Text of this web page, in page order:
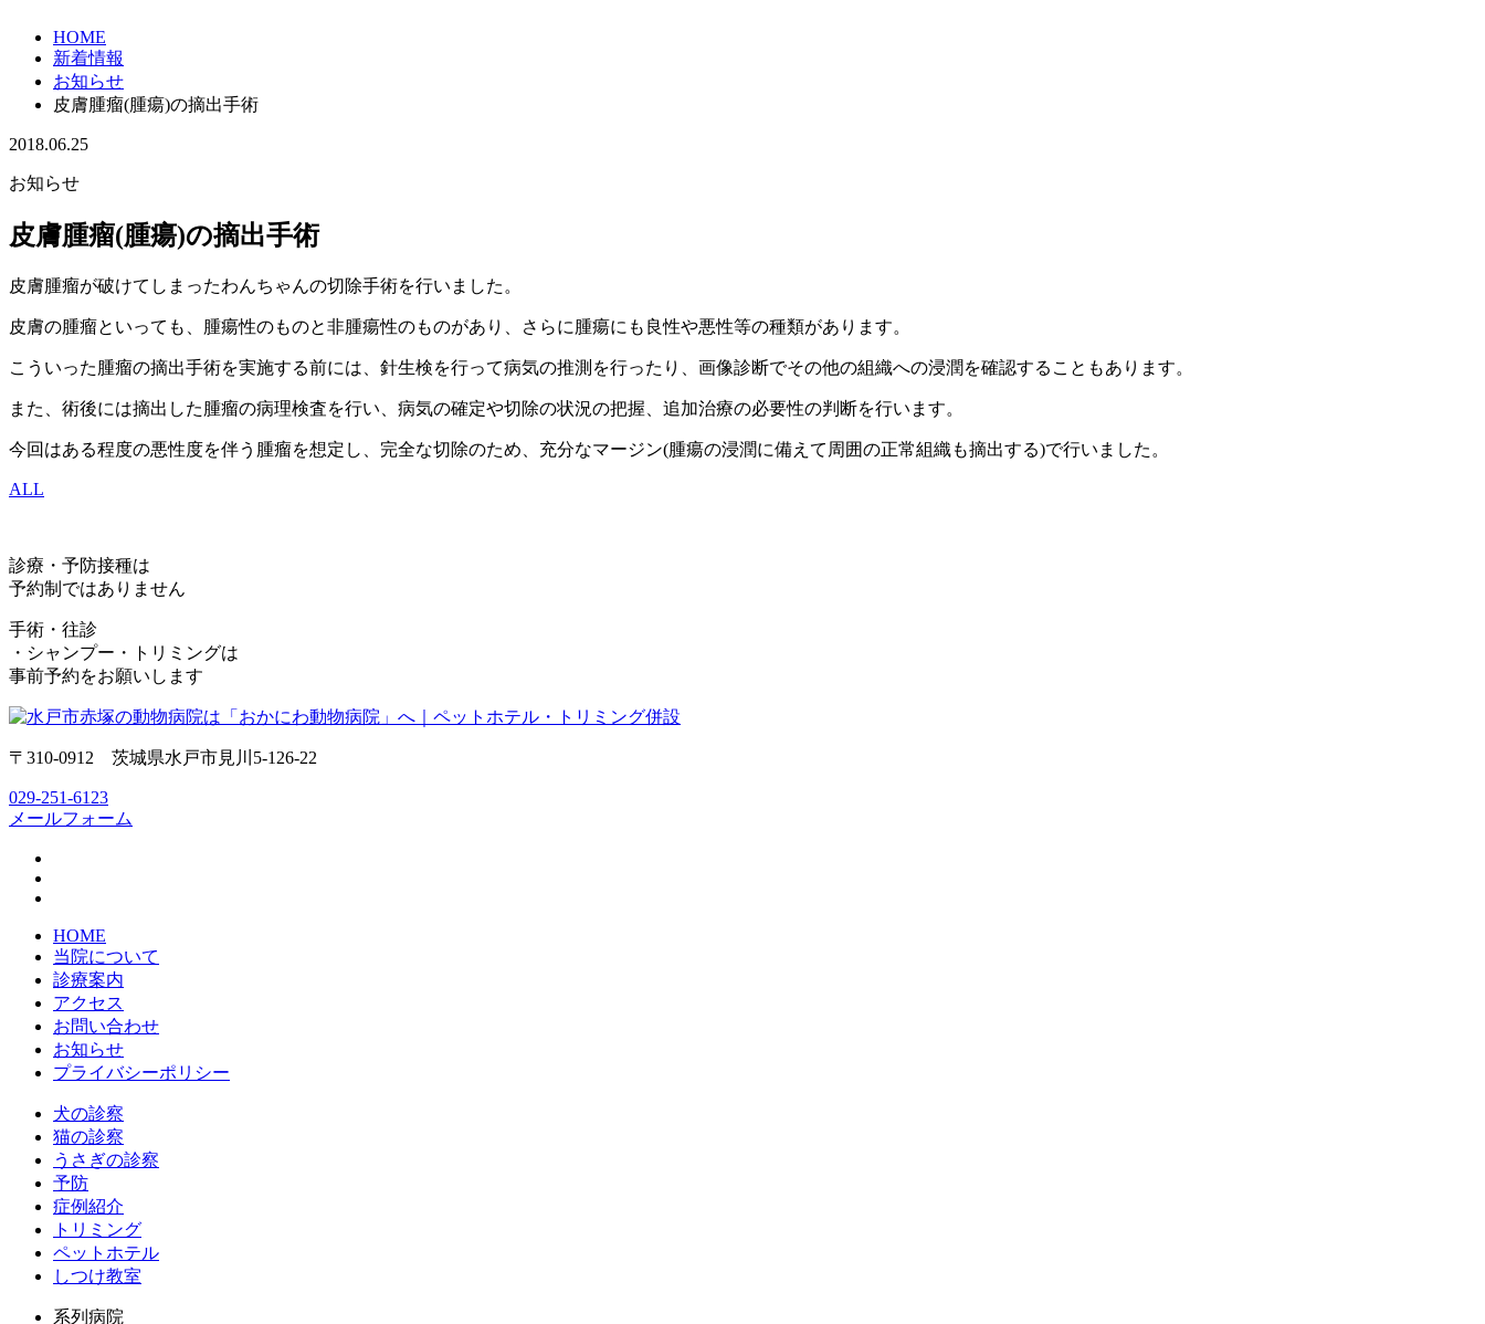
HOME
新着情報
お知らせ
皮膚腫瘤(腫瘍)の摘出手術
2018.06.25
お知らせ
皮膚腫瘤(腫瘍)の摘出手術
皮膚腫瘤が破けてしまったわんちゃんの切除手術を行いました。
皮膚の腫瘤といっても、腫瘍性のものと非腫瘍性のものがあり、さらに腫瘍にも良性や悪性等の種類があります。
こういった腫瘤の摘出手術を実施する前には、針生検を行って病気の推測を行ったり、画像診断でその他の組織への浸潤を確認することもあります。
また、術後には摘出した腫瘤の病理検査を行い、病気の確定や切除の状況の把握、追加治療の必要性の判断を行います。
今回はある程度の悪性度を伴う腫瘤を想定し、完全な切除のため、充分なマージン(腫瘍の浸潤に備えて周囲の正常組織も摘出する)で行いました。
ALL
診療・予防接種は
予約制ではありません
手術・往診
・シャンプー・トリミングは
事前予約をお願いします
〒310-0912 茨城県水戸市見川5-126-22
029-251-6123
メールフォーム
HOME
当院について
診療案内
アクセス
お問い合わせ
お知らせ
プライバシーポリシー
犬の診察
猫の診察
うさぎの診察
予防
症例紹介
トリミング
ペットホテル
しつけ教室
系列病院